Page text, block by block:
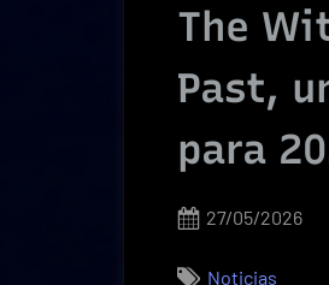
The
Past,
para
Posted
27/05/2026
Noticias